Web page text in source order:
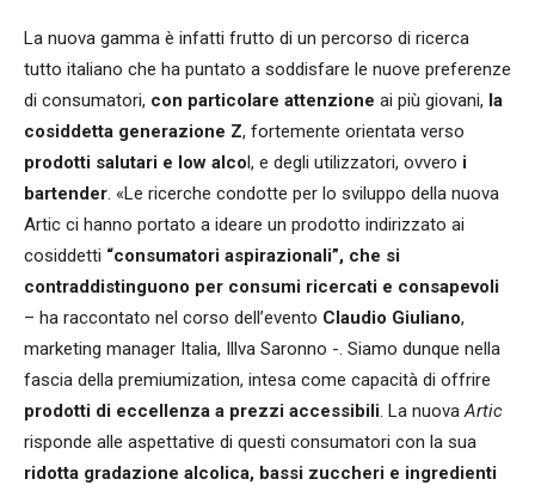
La nuova gamma è infatti frutto di un percorso di ricerca
tutto italiano che ha puntato a soddisfare le nuove preferenze
di consumatori, con particolare attenzione ai più giovani, la
cosiddetta generazione Z, fortemente orientata verso
prodotti salutari e low alcol, e degli utilizzatori, ovvero i
bartender. «Le ricerche condotte per lo sviluppo della nuova
Artic ci hanno portato a ideare un prodotto indirizzato ai
cosiddetti “consumatori aspirazionali”, che si
contraddistinguono per consumi ricercati e consapevoli
– ha raccontato nel corso dell’evento Claudio Giuliano,
marketing manager Italia, Illva Saronno -. Siamo dunque nella
fascia della premiumization, intesa come capacità di offrire
prodotti di eccellenza a prezzi accessibili. La nuovaArtic
risponde alle aspettative di questi consumatori con la sua
ridotta gradazione alcolica, bassi zuccheri e ingredienti